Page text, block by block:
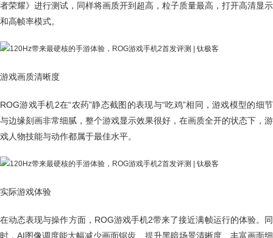
者荣耀》进行测试，同样将画质开到超高，粒子质量最高，打开高清显示
和高帧率模式。
游戏画质清晰度
ROG游戏手机2在“农药”静态截图的表现与“吃鸡”相同，游戏模型的细节
与边缘刻画非常细腻，整个游戏显示效果很好，在画质全开的状态下，游
戏人物技能与动作都属于最佳水平。
实际游戏体验
在动态表现与操作方面，ROG游戏手机2带来了接近满帧运行的体验。同
时，AI图像调度能大幅减少画面锯齿、提升黑暗场景清晰度、丰富画面细